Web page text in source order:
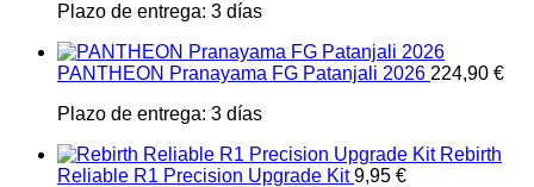
Plazo de entrega: 3 días
PANTHEON Pranayama FG Patanjali 2026 224,90 €
Plazo de entrega: 3 días
Rebirth
Reliable R1 Precision Upgrade Kit 9,95 €